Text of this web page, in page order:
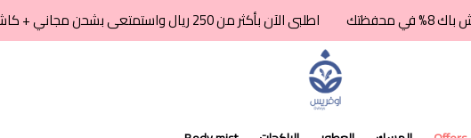
اطلبى الآن بأكثر من 250 ريال واستمتعى بشحن مجاني + كاش باك 8% في محفظتك
اوفريس للعطور